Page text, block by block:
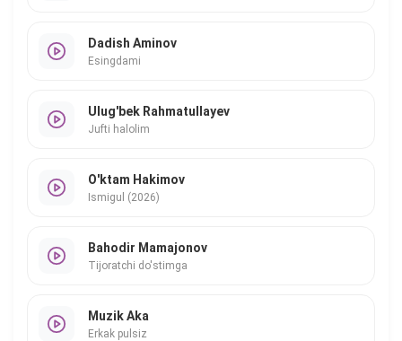
Dadish Aminov
Esingdami
Ulug'bek Rahmatullayev
Jufti halolim
O'ktam Hakimov
Ismigul (2026)
Bahodir Mamajonov
Tijoratchi do'stimga
Muzik Aka
Erkak pulsiz